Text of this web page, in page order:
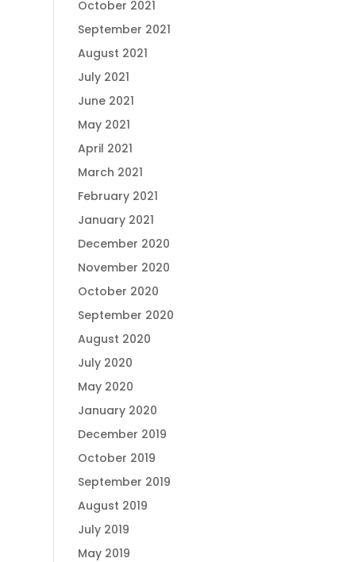
October 2021
September 2021
August 2021
July 2021
June 2021
May 2021
April 2021
March 2021
February 2021
January 2021
December 2020
November 2020
October 2020
September 2020
August 2020
July 2020
May 2020
January 2020
December 2019
October 2019
September 2019
August 2019
July 2019
May 2019